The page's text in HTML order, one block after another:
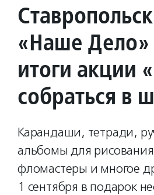
«Наше Дело»
итоги акции
собраться в
Карандаши, тетради,
альбомы для
фломастеры и многое
1 сентября в подарок